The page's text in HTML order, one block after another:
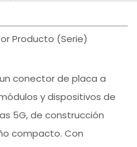
Producto (Serie)
un conector de placa a
y dispositivos de
5G, de construcción
compacto. Con